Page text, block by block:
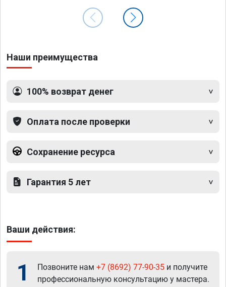
Наши преимущества
100% возврат денег
Оплата после проверки
Сохранение ресурса
Гарантия 5 лет
Ваши действия:
1 Позвоните нам +7 (8692) 77-90-35 и получите
профессиональную консультацию у мастера.